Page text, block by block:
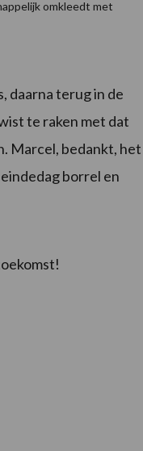
omkleedt met
daarna terug in de
te raken met dat
Marcel, bedankt, het
borrel en